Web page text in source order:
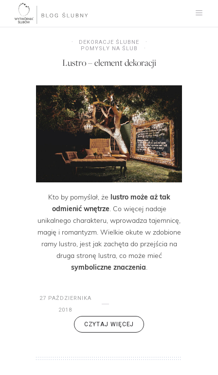
DEKORACJE ŚLUBNE
POMYSŁY NA ŚLUB
Lustro – element dekoracji
Kto by pomyślał, że lustro może aż tak
odmienić wnętrze. Co więcej nadaje
unikalnego charakteru, wprowadza tajemnicę,
magię i romantyzm. Wielkie okute w zdobione
ramy lustro, jest jak zachęta do przejścia na
druga stronę lustra, co może mieć
symboliczne znaczenia.
27 PAŹDZIERNIKA
2018
CZYTAJ WIĘCEJ